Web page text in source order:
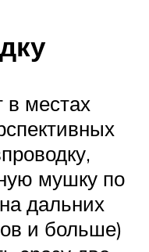
в местах
мушку по
дальних
и больше)